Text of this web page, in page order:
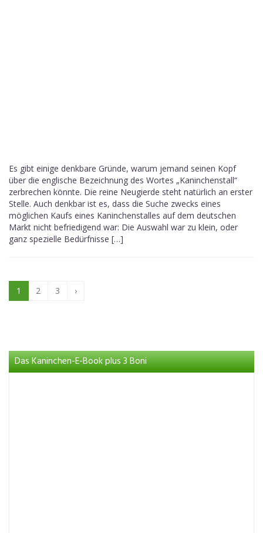
Es gibt einige denkbare Gründe, warum jemand seinen Kopf
über die englische Bezeichnung des Wortes „Kaninchenstall“
zerbrechen könnte. Die reine Neugierde steht natürlich an erster
Stelle. Auch denkbar ist es, dass die Suche zwecks eines
möglichen Kaufs eines Kaninchenstalles auf dem deutschen
Markt nicht befriedigend war: Die Auswahl war zu klein, oder
ganz spezielle Bedürfnisse […]
1 2 3 ›
Das Kaninchen-E-Book plus 3 Boni